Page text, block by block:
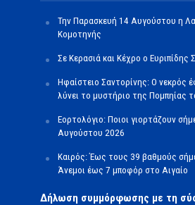
Την Παρασκευή 14 Αυγούστου η
Κομοτηνής
Σε Κερασιά και Κέχρο ο Ευριπίδης
Ηφαίστειο Σαντορίνης: Ο νεκρός
λύνει το μυστήριο της Πομπηίας
Εορτολόγιο: Ποιοι γιορτάζουν
Αυγούστου 2026
Καιρός: Έως τους 39 βαθμούς
Άνεμοι έως 7 μποφόρ στο Αιγαίο
Δήλωση συμμόρφωσης με τη